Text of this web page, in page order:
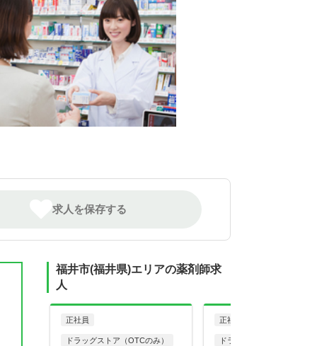
求人を保存する
福井市(福井県)エリアの薬剤師求
人
正社員
ドラッグストア（OTCのみ）
正社員
ドラッグストア（調剤併設